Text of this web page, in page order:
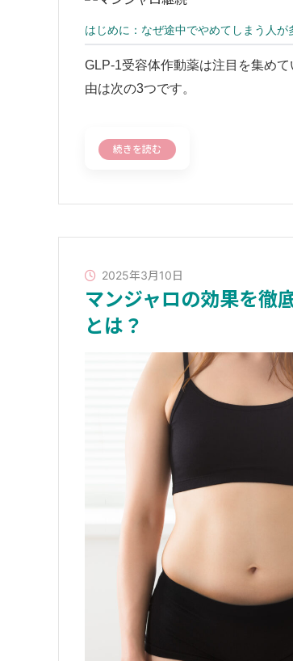
はじめに：なぜ途中でやめてしまう人が
GLP-1受容体作動薬は注目を集め
由は次の3つです。
続きを読む
2025年3月10日
マンジャロの効果を徹
とは？